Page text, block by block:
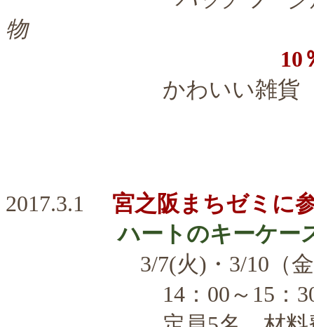
物
10
かわいい雑貨
2017.3.1 宮之阪まちゼミに
ハートのキーケー
3/7(火)・3/10（金)・
14：00～15：